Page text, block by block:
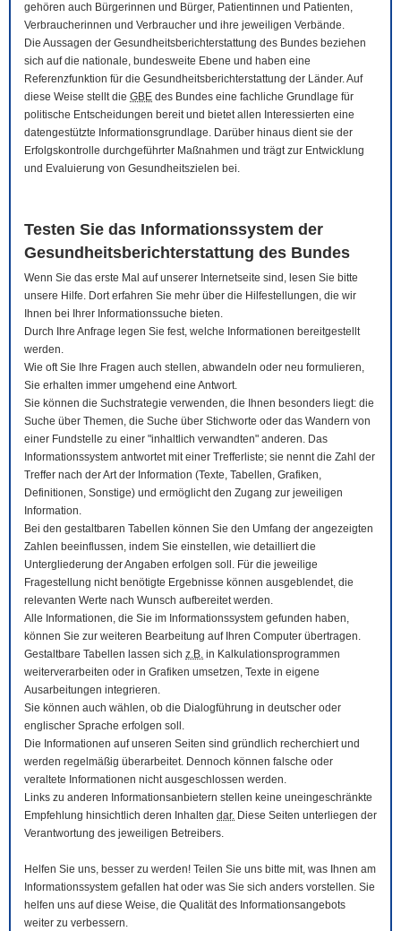
gehören auch Bürgerinnen und Bürger, Patientinnen und Patienten,
Verbraucherinnen und Verbraucher und ihre jeweiligen Verbände.
Die Aussagen der Gesundheitsberichterstattung des Bundes beziehen
sich auf die nationale, bundesweite Ebene und haben eine
Referenzfunktion für die Gesundheitsberichterstattung der Länder. Auf
diese Weise stellt die GBE des Bundes eine fachliche Grundlage für
politische Entscheidungen bereit und bietet allen Interessierten eine
datengestützte Informationsgrundlage. Darüber hinaus dient sie der
Erfolgskontrolle durchgeführter Maßnahmen und trägt zur Entwicklung
und Evaluierung von Gesundheitszielen bei.
Testen Sie das Informationssystem der
Gesundheitsberichterstattung des Bundes
Wenn Sie das erste Mal auf unserer Internetseite sind, lesen Sie bitte
unsere Hilfe. Dort erfahren Sie mehr über die Hilfestellungen, die wir
Ihnen bei Ihrer Informationssuche bieten.
Durch Ihre Anfrage legen Sie fest, welche Informationen bereitgestellt
werden.
Wie oft Sie Ihre Fragen auch stellen, abwandeln oder neu formulieren,
Sie erhalten immer umgehend eine Antwort.
Sie können die Suchstrategie verwenden, die Ihnen besonders liegt: die
Suche über Themen, die Suche über Stichworte oder das Wandern von
einer Fundstelle zu einer "inhaltlich verwandten" anderen. Das
Informationssystem antwortet mit einer Trefferliste; sie nennt die Zahl der
Treffer nach der Art der Information (Texte, Tabellen, Grafiken,
Definitionen, Sonstige) und ermöglicht den Zugang zur jeweiligen
Information.
Bei den gestaltbaren Tabellen können Sie den Umfang der angezeigten
Zahlen beeinflussen, indem Sie einstellen, wie detailliert die
Untergliederung der Angaben erfolgen soll. Für die jeweilige
Fragestellung nicht benötigte Ergebnisse können ausgeblendet, die
relevanten Werte nach Wunsch aufbereitet werden.
Alle Informationen, die Sie im Informationssystem gefunden haben,
können Sie zur weiteren Bearbeitung auf Ihren Computer übertragen.
Gestaltbare Tabellen lassen sich z.B. in Kalkulationsprogrammen
weiterverarbeiten oder in Grafiken umsetzen, Texte in eigene
Ausarbeitungen integrieren.
Sie können auch wählen, ob die Dialogführung in deutscher oder
englischer Sprache erfolgen soll.
Die Informationen auf unseren Seiten sind gründlich recherchiert und
werden regelmäßig überarbeitet. Dennoch können falsche oder
veraltete Informationen nicht ausgeschlossen werden.
Links zu anderen Informationsanbietern stellen keine uneingeschränkte
Empfehlung hinsichtlich deren Inhalten dar. Diese Seiten unterliegen der
Verantwortung des jeweiligen Betreibers.
Helfen Sie uns, besser zu werden! Teilen Sie uns bitte mit, was Ihnen am
Informationssystem gefallen hat oder was Sie sich anders vorstellen. Sie
helfen uns auf diese Weise, die Qualität des Informationsangebots
weiter zu verbessern.